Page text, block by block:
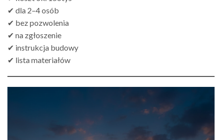
✔ dla 2–4 osób
✔ bez pozwolenia
✔ na zgłoszenie
✔ instrukcja budowy
✔ lista materiałów